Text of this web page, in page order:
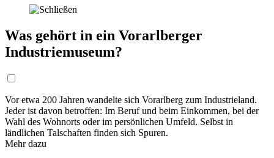
Was gehört in ein Vorarlberger
Industriemuseum?
Vor etwa 200 Jahren wandelte sich Vorarlberg zum Industrieland.
Jeder ist davon betroffen: Im Beruf und beim Einkommen, bei der
Wahl des Wohnorts oder im persönlichen Umfeld. Selbst in
ländlichen Talschaften finden sich Spuren.
Mehr dazu